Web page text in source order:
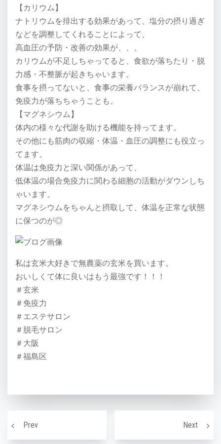
【カリウム】
ナトリウムを排出する効果があって、塩分の摂り過ぎ
などを調整してくれることによって、
高血圧の予防・改善の効果が、、。
カリウムが不足しちゃってると、食欲が落ちたり・脱
力感・不整脈が起きちゃいます。
食事を摂ってないと、食事の栄養バランスが崩れて、
免疫力が落ちちゃうことも。
【マグネシウム】
体内の様々な代謝を助ける機能を持ってます。
その他にも筋肉の収縮・体温・血圧の調整にも役立っ
てます。
体温は免疫力と深い関係があって、
低体温の場合免疫力に関わる細胞の活動がダウンしち
ゃいます。
マグネシウムをちゃんと摂取して、体温を正常な状態
に保つのが◎
私は玄米大好きで無農薬の玄米を買います。
おいしくて体に良いはもう最強です！！！
＃玄米
＃免疫力
＃エステサロン
＃脱毛サロン
＃大阪
＃福島区
Prev
【水光ジェットと水光注射を徹底比較】/大阪市福島区
Next全身